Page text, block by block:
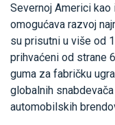
Severnoj Americi
omogućava razvoj
su prisutni u više od
prihvaćeni od strane
guma za fabričku
globalnih
automobilskih